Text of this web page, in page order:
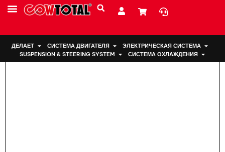
ДЕЛАЕТ СИСТЕМА ДВИГАТЕЛЯ
ЭЛЕКТРИЧЕСКАЯ СИСТЕМА
SUSPENSION & STEERING SYSTEM
СИСТЕМА ОХЛАЖДЕНИЯ
> Подвеска двигателя 12372-0H040 для TOYOTA